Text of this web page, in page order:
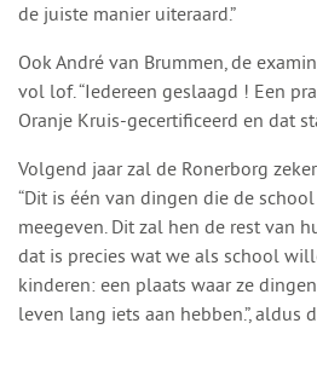
de juiste manier uiteraard.”
Ook André van Brummen, de
vol lof. “Iedereen geslaagd ! Een
Oranje Kruis-gecertificeerd en dat
Volgend jaar zal de Ronerborg
“Dit is één van dingen die de
meegeven. Dit zal hen de rest van
dat is precies wat we als school
kinderen: een plaats waar ze
leven lang iets aan hebben.”, aldus